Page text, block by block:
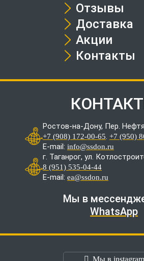
Отзывы
Доставка
Акции
Контакты
Ростов-на-Дону, Пер.
+7 (908) 172-00-65. +7 (950)
E-mail: info@ssdon.ru
г. Таганрог, ул.
8 (951) 535-04-44
E-mail: ea@ssdon.ru
Мы в
WhatsApp
Мы в instagram